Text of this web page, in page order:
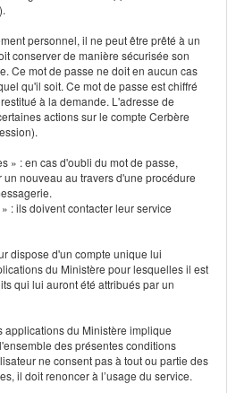
).
personnel, il ne peut être prêté à un
conserver de manière sécurisée son
Ce mot de passe ne doit en aucun cas
qu'il soit. Ce mot de passe est chiffré
à la demande. L'adresse de
actions sur le compte Cerbère
» : en cas d'oubli du mot de passe,
nouveau au travers d'une procédure
: ils doivent contacter leur service
dispose d'un compte unique lui
du Ministère pour lesquelles il est
qui lui auront été attribués par un
applications du Ministère implique
des présentes conditions
ne consent pas à tout ou partie des
il doit renoncer à l’usage du service.